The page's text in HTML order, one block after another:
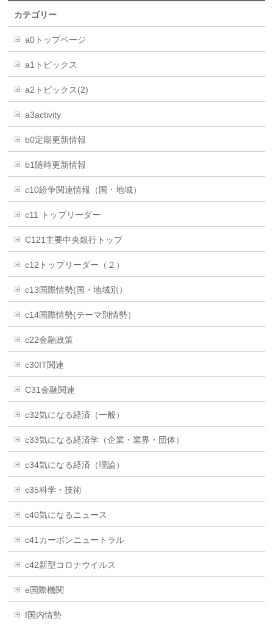
カテゴリー
a0トップページ
a1トピックス
a2トピックス(2)
a3activity
b0定期更新情報
b1随時更新情報
c10紛争関連情報（国・地域）
c11 トップリーダー
C121主要中央銀行トップ
c12トップリーダー（２）
c13国際情勢(国・地域別）
c14国際情勢(テーマ別情勢）
c22金融政策
c30IT関連
C31金融関連
c32気になる経済（一般）
c33気になる経済学（企業・業界・団体）
c34気になる経済（理論）
c35科学・技術
c40気になるニュース
c41カーボンニュートラル
c42新型コロナウイルス
e国際機関
f国内情勢